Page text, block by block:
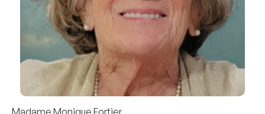
Madame Monique Fortier